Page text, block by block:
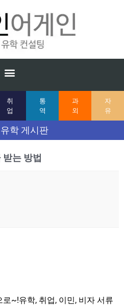
취
업
통
역
과
외
자
유
학 게시판
는 방법
~!유학, 취업, 이민, 비자 서류